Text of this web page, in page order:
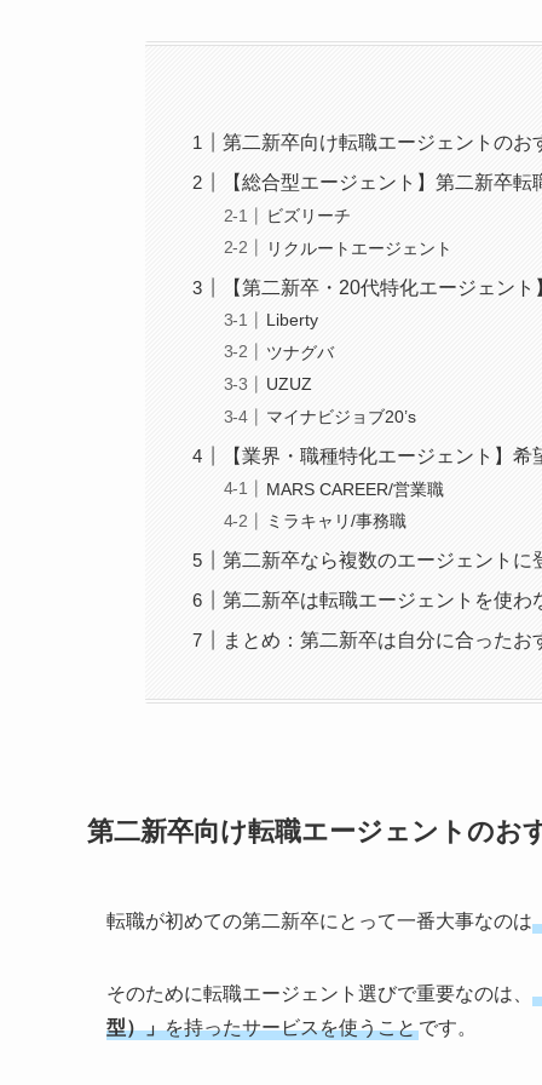
第二新卒向け転職エージェントのお
【総合型エージェント】第二新卒
ビズリーチ
リクルートエージェント
【第二新卒・20代特化エージェン
Liberty
ツナグバ
UZUZ
マイナビジョブ20’s
【業界・職種特化エージェント】
MARS CAREER/営業職
ミラキャリ/事務職
第二新卒なら複数のエージェントに
第二新卒は転職エージェントを使わ
まとめ：第二新卒は自分に合った
第二新卒向け転職エージェントのお
転職が初めての第二新卒にとって一番大事なのは
そのために転職エージェント選びで重要なのは、
型）」を持ったサービスを使うことです。